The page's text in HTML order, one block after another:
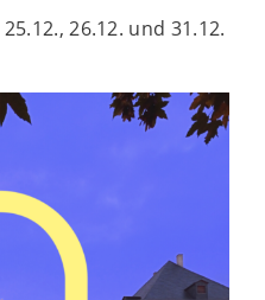
26.12. und 31.12.